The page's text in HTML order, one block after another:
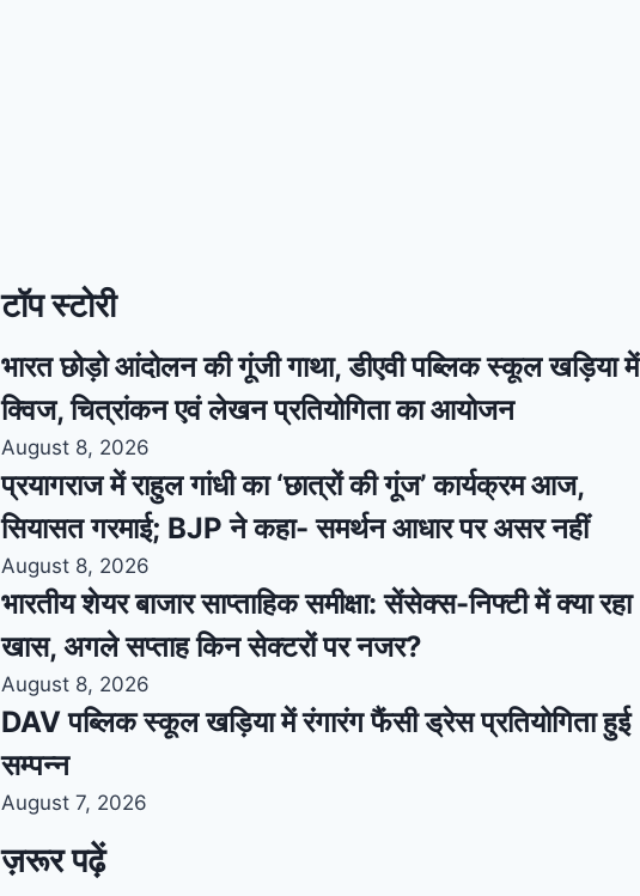
टॉप स्टोरी
भारत छोड़ो आंदोलन की गूंजी गाथा, डीएवी पब्लिक स्कूल खड़िया में
क्विज, चित्रांकन एवं लेखन प्रतियोगिता का आयोजन
August 8, 2026
प्रयागराज में राहुल गांधी का ‘छात्रों की गूंज’ कार्यक्रम आज,
सियासत गरमाई; BJP ने कहा- समर्थन आधार पर असर नहीं
August 8, 2026
भारतीय शेयर बाजार साप्ताहिक समीक्षा: सेंसेक्स-निफ्टी में क्या रहा
खास, अगले सप्ताह किन सेक्टरों पर नजर?
August 8, 2026
DAV पब्लिक स्कूल खड़िया में रंगारंग फैंसी ड्रेस प्रतियोगिता हुई
सम्पन्न
August 7, 2026
ज़रूर पढ़ें